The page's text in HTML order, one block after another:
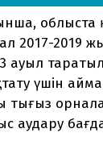
облыста
2017-2019
ауыл
үшін
тығыз
аудару